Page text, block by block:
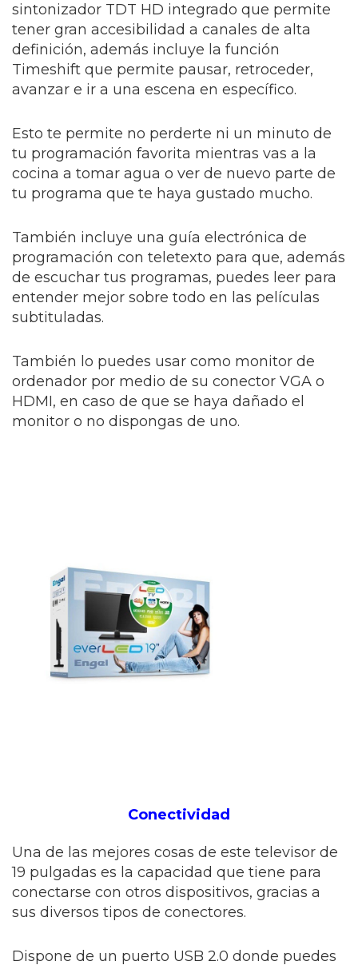
sintonizador TDT HD integrado que permite
tener gran accesibilidad a canales de alta
definición, además incluye la función
Timeshift que permite pausar, retroceder,
avanzar e ir a una escena en específico.
Esto te permite no perderte ni un minuto de
tu programación favorita mientras vas a la
cocina a tomar agua o ver de nuevo parte de
tu programa que te haya gustado mucho.
También incluye una guía electrónica de
programación con teletexto para que, además
de escuchar tus programas, puedes leer para
entender mejor sobre todo en las películas
subtituladas.
También lo puedes usar como monitor de
ordenador por medio de su conector VGA o
HDMI, en caso de que se haya dañado el
monitor o no dispongas de uno.
Conectividad
Una de las mejores cosas de este televisor de
19 pulgadas es la capacidad que tiene para
conectarse con otros dispositivos, gracias a
sus diversos tipos de conectores.
Dispone de un puerto USB 2.0 donde puedes